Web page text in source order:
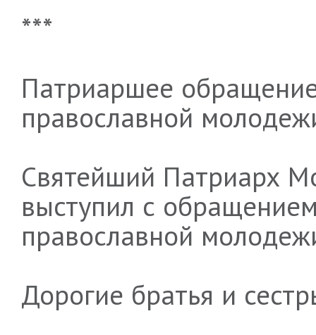
***
Патриаршее
православной
Святейший Патриарх
выступил с
православной
Дорогие братья и